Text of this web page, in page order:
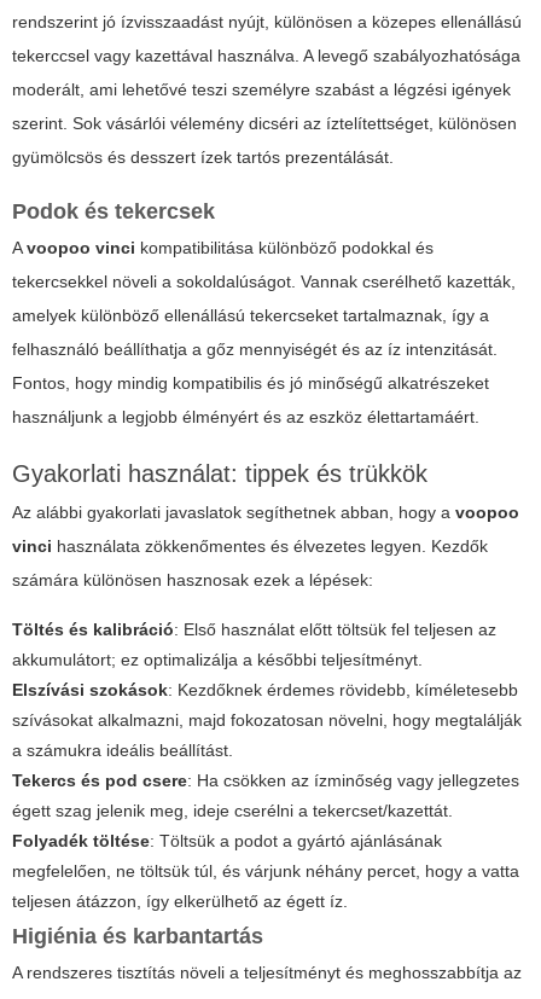
rendszerint jó ízvisszaadást nyújt, különösen a közepes ellenállású
tekerccsel vagy kazettával használva. A levegő szabályozhatósága
moderált, ami lehetővé teszi személyre szabást a légzési igények
szerint. Sok vásárlói vélemény dicséri az íztelítettséget, különösen
gyümölcsös és desszert ízek tartós prezentálását.
Podok és tekercsek
Avoopoo vinci kompatibilitása különböző podokkal és
tekercsekkel növeli a sokoldalúságot. Vannak cserélhető kazetták,
amelyek különböző ellenállású tekercseket tartalmaznak, így a
felhasználó beállíthatja a gőz mennyiségét és az íz intenzitását.
Fontos, hogy mindig kompatibilis és jó minőségű alkatrészeket
használjunk a legjobb élményért és az eszköz élettartamáért.
Gyakorlati használat: tippek és trükkök
Az alábbi gyakorlati javaslatok segíthetnek abban, hogy a voopoo
vinci használata zökkenőmentes és élvezetes legyen. Kezdők
számára különösen hasznosak ezek a lépések:
Töltés és kalibráció: Első használat előtt töltsük fel teljesen az
akkumulátort; ez optimalizálja a későbbi teljesítményt.
Elszívási szokások: Kezdőknek érdemes rövidebb, kíméletesebb
szívásokat alkalmazni, majd fokozatosan növelni, hogy megtalálják
a számukra ideális beállítást.
Tekercs és pod csere: Ha csökken az ízminőség vagy jellegzetes
égett szag jelenik meg, ideje cserélni a tekercset/kazettát.
Folyadék töltése: Töltsük a podot a gyártó ajánlásának
megfelelően, ne töltsük túl, és várjunk néhány percet, hogy a vatta
teljesen átázzon, így elkerülhető az égett íz.
Higiénia és karbantartás
A rendszeres tisztítás növeli a teljesítményt és meghosszabbítja az